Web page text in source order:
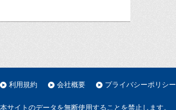
利用規約 会社概要 プライバシーポリシー
本サイトのデータを無断使用することを禁止します。